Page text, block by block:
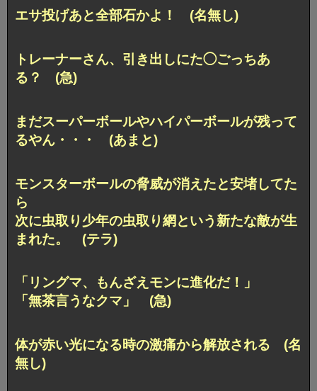
エサ投げあと全部石かよ！ (名無し)
トレーナーさん、引き出しにた◯ごっちあ
る？ (急)
まだスーパーボールやハイパーボールが残って
るやん・・・ (あまと)
モンスターボールの脅威が消えたと安堵してた
ら
次に虫取り少年の虫取り網という新たな敵が生
まれた。 (テラ)
「リングマ、もんざえモンに進化だ！」
「無茶言うなクマ」 (急)
体が赤い光になる時の激痛から解放される (名
無し)